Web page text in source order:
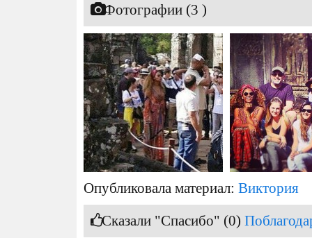
Фотографии (3 )
Опубликовала материал: Виктория
Сказали "Спасибо" (0)